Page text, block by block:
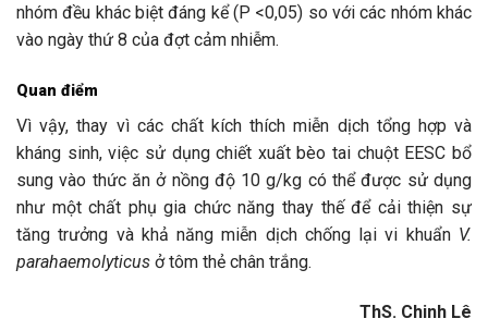
nhóm đều khác biệt đáng kể (P <0,05) so với các nhóm khác
vào ngày thứ 8 của đợt cảm nhiễm.
Quan điểm
Vì vậy, thay vì các chất kích thích miễn dịch tổng hợp và
kháng sinh, việc sử dụng chiết xuất bèo tai chuột EESC bổ
sung vào thức ăn ở nồng độ 10 g/kg có thể được sử dụng
như một chất phụ gia chức năng thay thế để cải thiện sự
tăng trưởng và khả năng miễn dịch chống lại vi khuẩn V.
parahaemolyticus ở tôm thẻ chân trắng.
ThS. Chinh Lê